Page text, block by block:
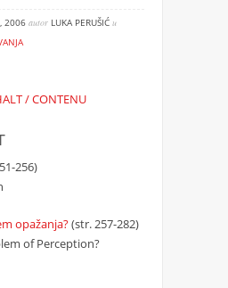
2006 autorLUKA PERUŠIĆ u
/ CONTENU
256)
opažanja?(str. 257-282)
of Perception?